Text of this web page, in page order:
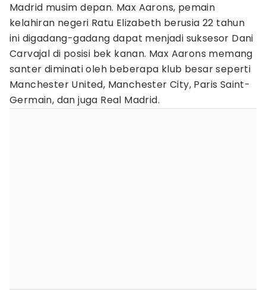
Madrid musim depan. Max Aarons, pemain
kelahiran negeri Ratu Elizabeth berusia 22 tahun
ini digadang-gadang dapat menjadi suksesor Dani
Carvajal di posisi bek kanan. Max Aarons memang
santer diminati oleh beberapa klub besar seperti
Manchester United, Manchester City, Paris Saint-
Germain, dan juga Real Madrid.